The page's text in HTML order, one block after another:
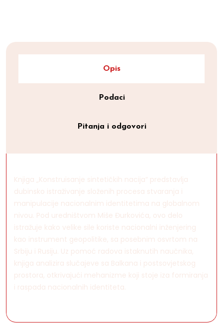
Opis
Podaci
Pitanja i odgovori
Knjiga „Konstruisanje sintetičkih nacija“ predstavlja
dubinsko istraživanje složenih procesa stvaranja i
manipulacije nacionalnim identitetima na globalnom
nivou. Pod uredništvom Miše Đurkovića, ovo delo
istražuje kako velike sile koriste nacionalni inženjering
kao instrument geopolitike, sa posebnim osvrtom na
Srbiju i Rusiju. Uz pomoć radova istaknutih naučnika,
knjiga analizira slučajeve sa Balkana i postsovjetskog
prostora, otkrivajući mehanizme koji stoje iza formiranja
i raspada nacionalnih identiteta.